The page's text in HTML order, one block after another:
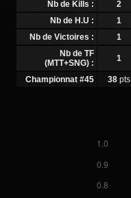
Nb de Kills :
2
Nb de H.U :
1
Nb de Victoires :
1
Nb de TF
(MTT+SNG) :
1
Championnat #45 38 pts